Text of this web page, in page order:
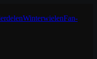
WinterwielenFan-